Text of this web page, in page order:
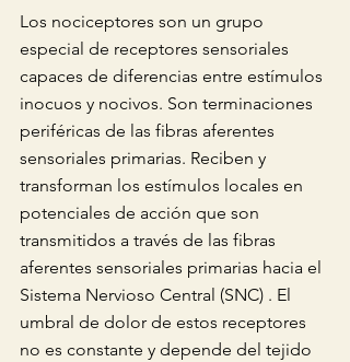
Los nociceptores son un grupo
especial de receptores sensoriales
capaces de diferencias entre estímulos
inocuos y nocivos. Son terminaciones
periféricas de las fibras aferentes
sensoriales primarias. Reciben y
transforman los estímulos locales en
potenciales de acción que son
transmitidos a través de las fibras
aferentes sensoriales primarias hacia el
Sistema Nervioso Central (SNC) . El
umbral de dolor de estos receptores
no es constante y depende del tejido